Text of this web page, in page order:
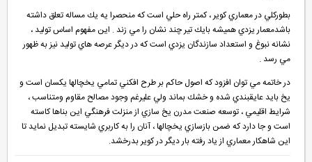
بطوركلي در معماري كوير ، كمتر راه حلي است كه منحصرا يه يك مساله تعلق داشته
باشدمعمار يزدي هميشه بايك تير چند نشان را مي زند . اين مفهوم اساس توليد ،
نشانه نبوغ و استعداد سازندگان يزدي است كه در ديگر عرصه هاي توليد نيز به ظهور
مي رسد .
در خاتمه مي توان افزود كه اصول حاكم بر طرح افكني تمامي يخچالها يكسان است و
يخ بايد عايقبندي شده و خشك بماند ولي عليرغم وجود مصالح مقاوم ومتناسب ،
شرايط اقليمي ، توسعه صنعت مدرن يخ سازي از منزلت فرهنگي اين بناها كاسته
است و جا دارد كه ضمن بازسازي يخچالها ، آنان را به كاربري شايسته تبديل نمايد تا
اين شاهكار معماري از ياد رفته بار ديگر در كوير بدرخشد.